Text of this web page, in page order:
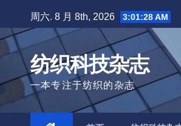
to
content
周六. 8 月 8th, 2026 3:01:29 AM
纺织科技杂志
一本专注于纺织的杂志